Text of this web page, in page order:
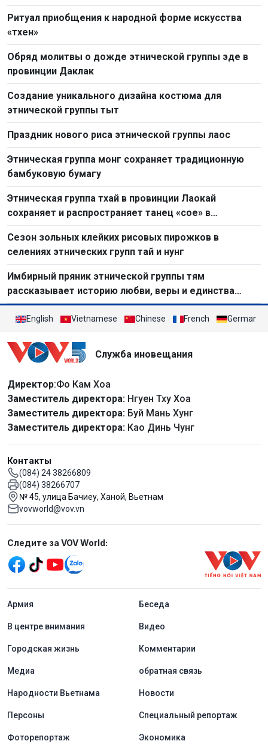
Ритуал приобщения к народной форме искусства
«тхен»
Обряд молитвы о дожде этнической группы эде в
провинции Даклак
Создание уникального дизайна костюма для
этнической группы тыт
Праздник нового риса этнической группы лаос
Этническая группа монг сохраняет традиционную
бамбуковую бумагу
Этническая группа тхай в провинции Лаокай
сохраняет и распространяет танец «сое» в
современной жизни
Сезон зольных клейких рисовых пирожков в
селениях этнических групп тай и нунг
Имбирный пряник этнической группы тям
рассказывает историю любви, веры и единства
общины
English Vietnamese Chinese French German
Служба иновещания
Директор:Фо Кам Хоа
Заместитель директора: Нгуен Тху Хоа
Заместитель директора: Буй Мань Хунг
Заместитель директора: Као Динь Чунг
Контакты
(084) 24 38266809
(084) 38266707
№ 45, улица Бачиеу, Ханой, Вьетнам
vovworld@vov.vn
Mạng xã hội
Следите за VOV World:
menu footer tiếng Nga
Aрмия Беседа
В центре внимания Видео
Городская жизнь Комментарии
Медиа обратная связь
Народности Вьетнама Новости
Персоны Специальный репортаж
Фоторепортаж Экономика